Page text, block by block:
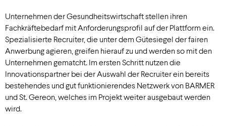
Unternehmen der Gesundheitswirtschaft stellen ihren
Fachkräftebedarf mit Anforderungsprofil auf der Plattform ein.
Spezialisierte Recruiter, die unter dem Gütesiegel der fairen
Anwerbung agieren, greifen hierauf zu und werden so mit den
Unternehmen gematcht. Im ersten Schritt nutzen die
Innovationspartner bei der Auswahl der Recruiter ein bereits
bestehendes und gut funktionierendes Netzwerk von BARMER
und St. Gereon, welches im Projekt weiter ausgebaut werden
wird.